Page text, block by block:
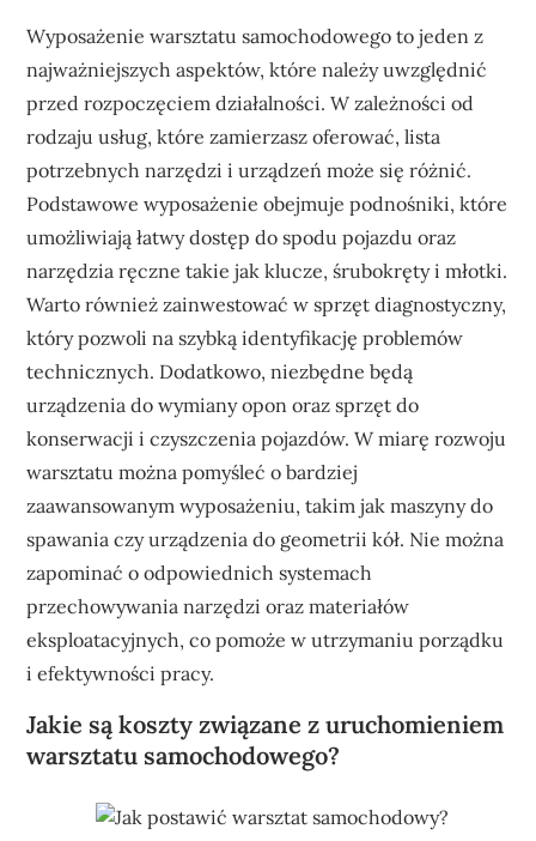
Wyposażenie warsztatu samochodowego to jeden z
najważniejszych aspektów, które należy uwzględnić
przed rozpoczęciem działalności. W zależności od
rodzaju usług, które zamierzasz oferować, lista
potrzebnych narzędzi i urządzeń może się różnić.
Podstawowe wyposażenie obejmuje podnośniki, które
umożliwiają łatwy dostęp do spodu pojazdu oraz
narzędzia ręczne takie jak klucze, śrubokręty i młotki.
Warto również zainwestować w sprzęt diagnostyczny,
który pozwoli na szybką identyfikację problemów
technicznych. Dodatkowo, niezbędne będą
urządzenia do wymiany opon oraz sprzęt do
konserwacji i czyszczenia pojazdów. W miarę rozwoju
warsztatu można pomyśleć o bardziej
zaawansowanym wyposażeniu, takim jak maszyny do
spawania czy urządzenia do geometrii kół. Nie można
zapominać o odpowiednich systemach
przechowywania narzędzi oraz materiałów
eksploatacyjnych, co pomoże w utrzymaniu porządku
i efektywności pracy.
Jakie są koszty związane z uruchomieniem
warsztatu samochodowego?